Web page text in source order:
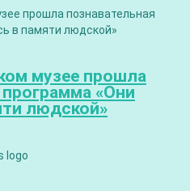
музее прошла
«Они
людской»